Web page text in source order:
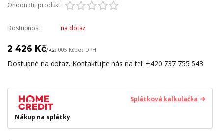
Ohodnotit produkt
Dostupnost na dotaz
2 426 Kč/ks2 005 Kčbez DPH
Dostupné na dotaz. Kontaktujte nás na tel: +420 737 755 543
Splátková kalkulačka
Nákup na splátky